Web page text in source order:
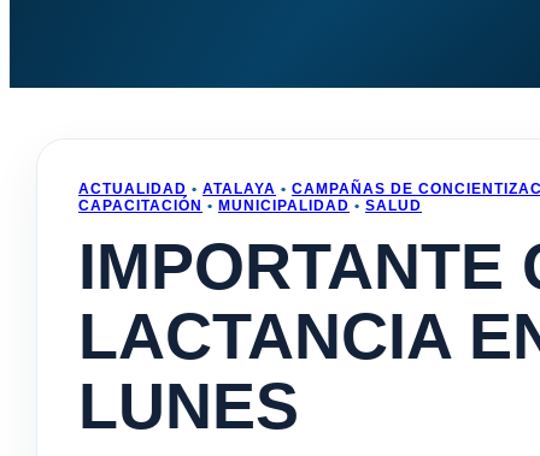
ACTUALIDAD • ATALAYA • CAMPAÑAS DE
CAPACITACIÓN • MUNICIPALIDAD • SALUD
IMPORTANTE
LACTANCIA
LUNES